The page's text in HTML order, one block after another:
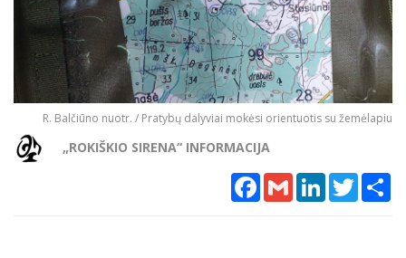
R. Balčiūno nuotr. / Pratybų dalyviai mokėsi orientuotis su žemėlapiu
„ROKIŠKIO SIRENA“ INFORMACIJA
Facebook
Gmail LinkedInTwitter